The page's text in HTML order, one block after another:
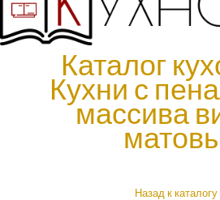
Каталог
Кухни с
массива
Назад к каталогу